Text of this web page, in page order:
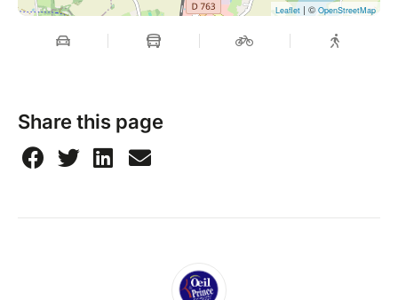
Leaflet | © OpenStreetMap
Share this page